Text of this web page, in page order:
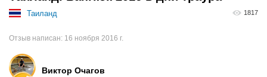
Таиланд 1817
Отзыв написан: 16 ноября 2016 г.
Виктор Очагов